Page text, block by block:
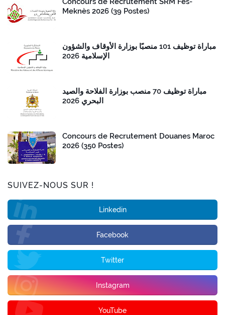
Meknès 2026 (39 Postes)
مباراة توظيف 101 منصبًا بوزارة الأوقاف والشؤون
الإسلامية 2026
مباراة توظيف 70 منصب بوزارة الفلاحة والصيد
البحري 2026
Concours de Recrutement Douanes Maroc
2026 (350 Postes)
SUIVEZ-NOUS SUR !
Linkedin
Facebook
Twitter
Instagram
YouTube